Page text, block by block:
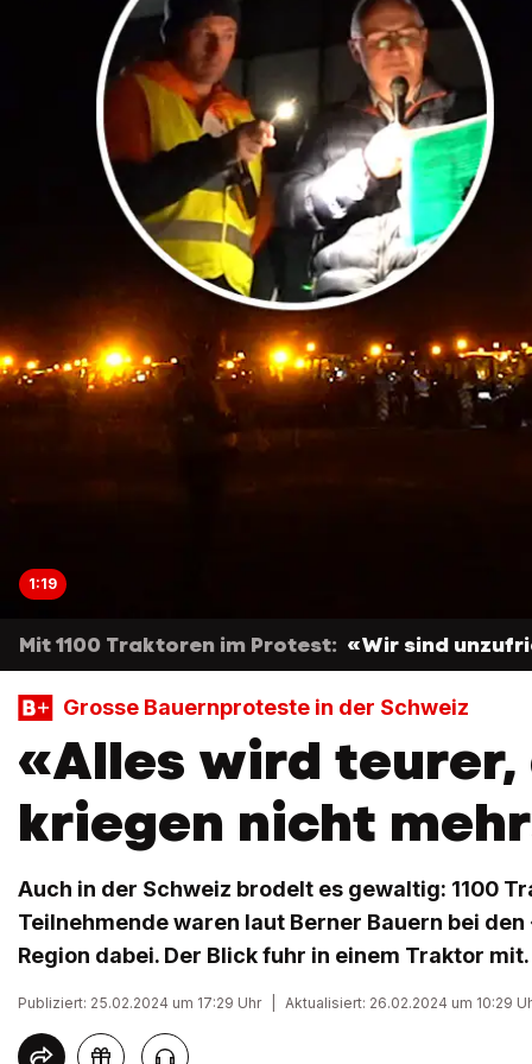
1:19
Mit 1100 Traktoren im Protest: «Wir sind
Grosse Bauernproteste in der Schweiz
«Alles wird
kriegen nicht
Auch in der Schweiz brodelt es gewaltig: 1100
Teilnehmende waren laut Berner Bauern bei
Region dabei. Der Blick fuhr in einem Traktor mit.
Publiziert: 25.02.2024 um 17:29 Uhr Aktualisiert: 26.02.2024 um 10:29